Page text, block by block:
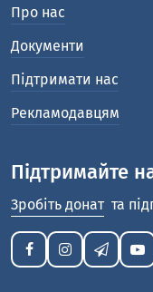
Про нас
Документи
Підтримати нас
Рекламодавцям
Підтримайте
Зробіть донат та